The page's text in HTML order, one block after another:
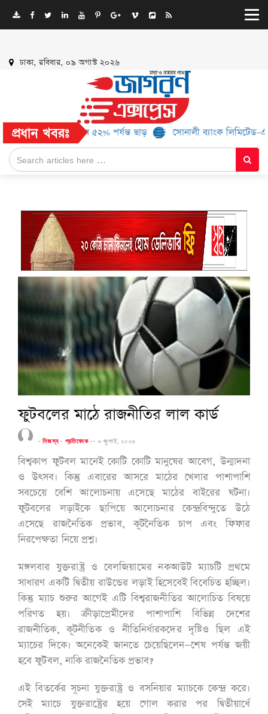
ঢাকা, রবিবার, ০৯ অগাস্ট ২০২৬
প্রধান খবরঃ
মিলবে ৫২% পর্যন্ত ছাড় সোনালী ব্যাংক লিমিটেড-এর ‘কৃষক
ফুটবলের মাঠে রাজনীতির লাল কার্ড
-নিজস্ব- প্রতিবেদক-- ৮ জুলাই, ২০২৬
বিশ্বকাপ ফুটবল মানেই কোটি কোটি মানুষের আবেগ, উন্মাদনা
ও উৎসব। কিন্তু এবারের আসরে মাঠের খেলার পাশাপাশি
সবচেয়ে বেশি আলোচনায় এসেছে মাঠের বাইরের ঘটনা।
ফুটবলের লড়াইকে ছাপিয়ে আলোচনার কেন্দ্রবিন্দুতে উঠে
এসেছে রাজনৈতিক প্রভাব, কূটনৈতিক চাপ এবং ফিফার
নিরপেক্ষতা নিয়ে প্রশ্ন।
মঙ্গলবার যুক্তরাষ্ট্র ও বেলজিয়ামের নকআউট ম্যাচটি প্রথমে
সাধারণ একটি দ্বিতীয় রাউন্ডের লড়াই হিসেবেই বিবেচিত হচ্ছিল।
কিন্তু ম্যাচ শুরুর আগেই এটি বিশ্বরাজনীতির আলোচিত বিষয়ে
পরিণত হয়। ক্রীড়াপ্রেমীদের পাশাপাশি বিভিন্ন দেশের
রাজনীতিক, কূটনীতিক ও নীতিনির্ধারকদের দৃষ্টিও ছিল এই
ম্যাচের দিকে। অনেকেই জানতে চেয়েছিলেন—শেষ পর্যন্ত জয়ী
হবে ফুটবল, নাকি রাজনৈতিক প্রভাব?
এই বিতর্কের সূচনা যুক্তরাষ্ট্র ও বসনিয়ার ম্যাচকে কেন্দ্র করে।
সেই ম্যাচে যুক্তরাষ্ট্রের হয়ে গোল করার পর দ্বিতীয়ার্ধে